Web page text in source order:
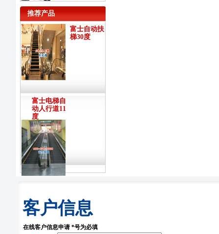
推荐产品
富士自动扶
梯30度
富士电梯自
动人行道11
度
客户信息
在线客户信息申请 *号为必填